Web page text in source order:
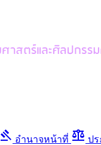
gavel อำนาจหน้าที่ balance ปร